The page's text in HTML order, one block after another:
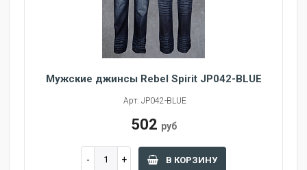
Мужские джинсы Rebel Spirit JP042-BLUE
Арт: JP042-BLUE
502 руб
В КОРЗИНУ